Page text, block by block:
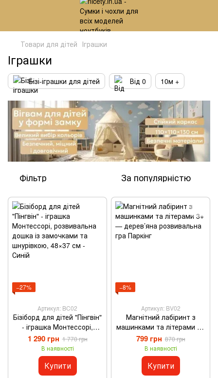
Товари для дітей Іграшки
Іграшки
Бізі-іграшки для дітей Від 0 10м +
Фільтр За популярністю
−27%
Артикул: BC02
Бізіборд для дітей "Пінгвін"
- іграшка Монтессорі,
розвивальна дошка із
замочками та шнурівкою,
48×37 см - Синій
1 290 грн 1 770 грн
В наявності
Купити
−8%
Артикул: BV02
Магнітний лабіринт з
машинками та літерами 3+
— дерев’яна розвивальна
гра Паркінг
799 грн 870 грн
В наявності
Купити